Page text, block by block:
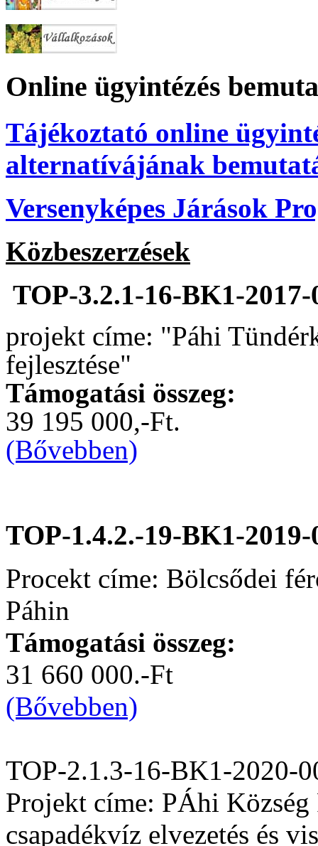
Online ügyintézés
Tájékoztató online
alternatívájának
Versenyképes Járások
Közbeszerzések
TOP-3.2.1-16-BK1-2017-
projekt címe: "Páhi
fejlesztése"
Támogatási összeg:
39 195 000,-Ft.
(Bővebben)
TOP-1.4.2.-19-BK1-2019-
Procekt címe: Bölcsődei
Páhin
Támogatási összeg:
31 660 000.-Ft
(Bővebben)
TOP-2.1.3-16-BK1-2020-
Projekt címe: PÁhi
csapadékvíz elvezetés és